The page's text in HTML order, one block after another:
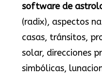
software de
(radix), aspectos
casas, tránsitos,
solar, direcciones
simbólicas,